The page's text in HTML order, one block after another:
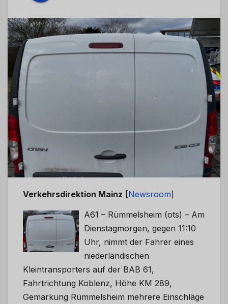
Verkehrsdirektion Mainz [Newsroom]
A61 – Rümmelsheim (ots) – Am
Dienstagmorgen, gegen 11:10
Uhr, nimmt der Fahrer eines
niederländischen
Kleintransporters auf der BAB 61,
Fahrtrichtung Koblenz, Höhe KM 289,
Gemarkung Rümmelsheim mehrere Einschläge